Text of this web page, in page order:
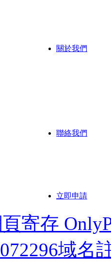
關於我們
聯絡我們
立即申請
寄存
域